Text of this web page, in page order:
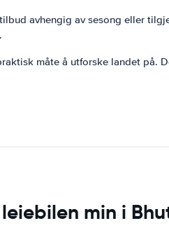
avhengig av sesong eller
måte å utforske landet
min i